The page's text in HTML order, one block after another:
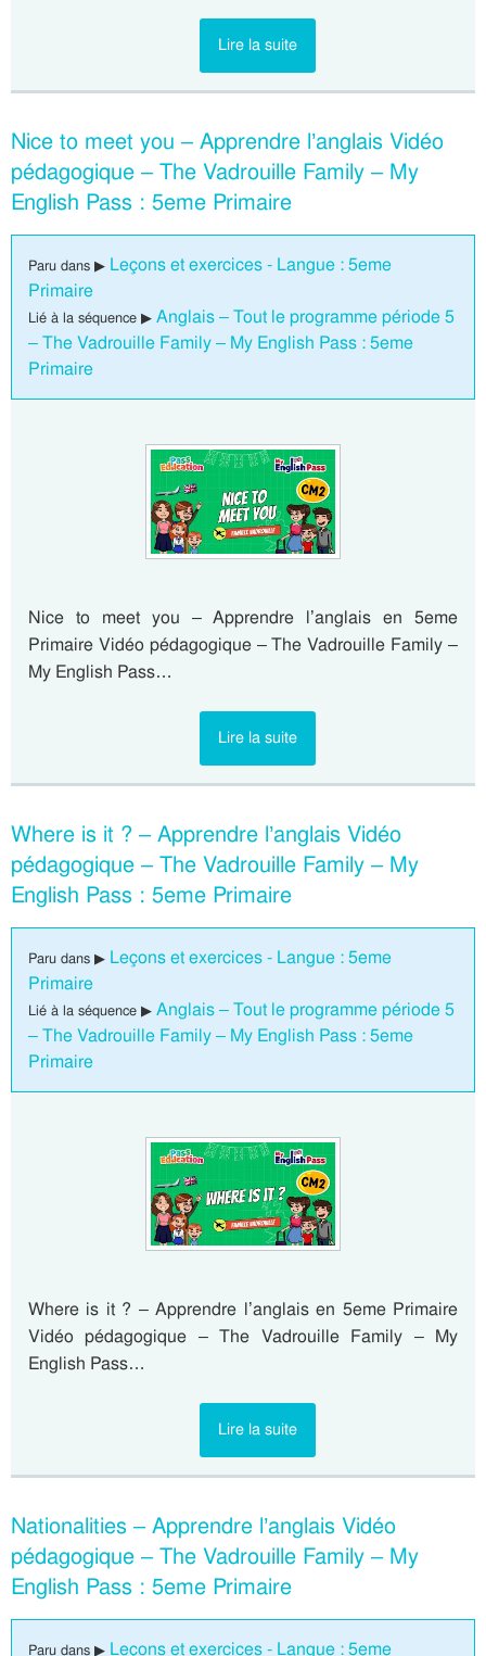
Lire la suite
Nice to meet you – Apprendre l’anglais Vidéo
pédagogique – The Vadrouille Family – My
English Pass : 5eme Primaire
Paru dans ▶ Leçons et exercices - Langue : 5eme
Primaire
Lié à la séquence ▶ Anglais – Tout le programme période 5
– The Vadrouille Family – My English Pass : 5eme
Primaire
Nice to meet you – Apprendre l’anglais en 5eme
Primaire Vidéo pédagogique – The Vadrouille Family –
My English Pass…
Lire la suite
Where is it ? – Apprendre l’anglais Vidéo
pédagogique – The Vadrouille Family – My
English Pass : 5eme Primaire
Paru dans ▶ Leçons et exercices - Langue : 5eme
Primaire
Lié à la séquence ▶ Anglais – Tout le programme période 5
– The Vadrouille Family – My English Pass : 5eme
Primaire
Where is it ? – Apprendre l’anglais en 5eme Primaire
Vidéo pédagogique – The Vadrouille Family – My
English Pass…
Lire la suite
Nationalities – Apprendre l’anglais Vidéo
pédagogique – The Vadrouille Family – My
English Pass : 5eme Primaire
Paru dans ▶ Leçons et exercices - Langue : 5eme